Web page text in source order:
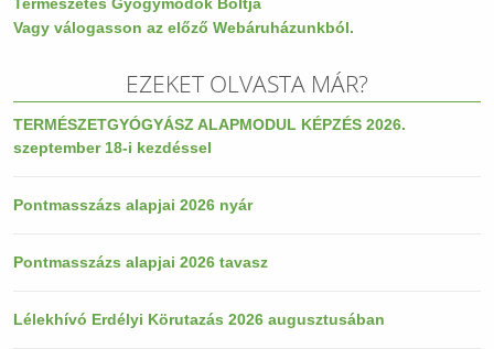
Vagy válogasson az előző Webáruházunkból.
EZEKET OLVASTA MÁR?
TERMÉSZETGYÓGYÁSZ ALAPMODUL KÉPZÉS 2026.
szeptember 18-i kezdéssel
Pontmasszázs alapjai 2026 nyár
Pontmasszázs alapjai 2026 tavasz
Lélekhívó Erdélyi Körutazás 2026 augusztusában